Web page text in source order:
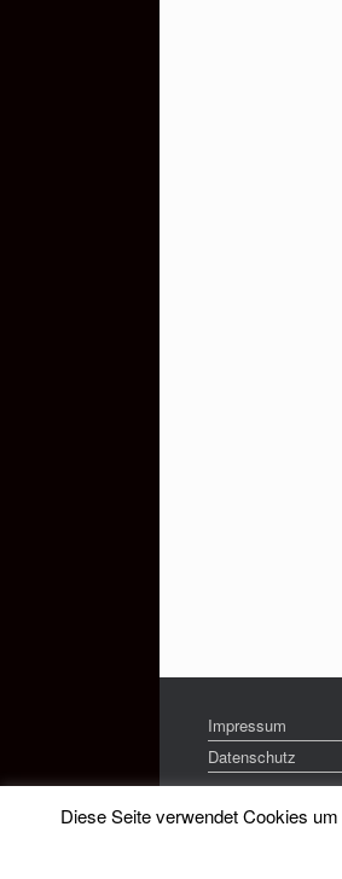
Impressum
Datenschutz
Diese Seite verwendet Cookies